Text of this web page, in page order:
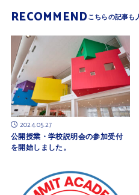
RECOMMEND
2024.05.27
公開授業・学校説明会の参加受付
を開始しました。